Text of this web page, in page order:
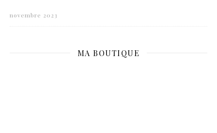
novembre 2023
MA BOUTIQUE